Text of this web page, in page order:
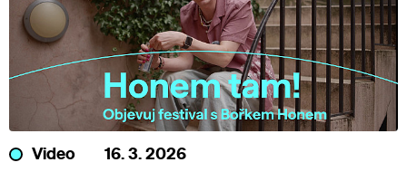
Video 16. 3. 2026